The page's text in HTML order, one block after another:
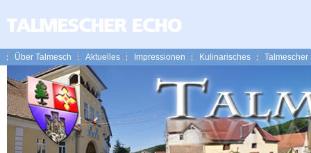
Über Talmesch Aktuelles Impressionen Kulinarisches Talmescher